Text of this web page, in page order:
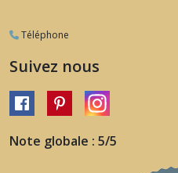
Téléphone
Suivez nous
Note globale : 5/5